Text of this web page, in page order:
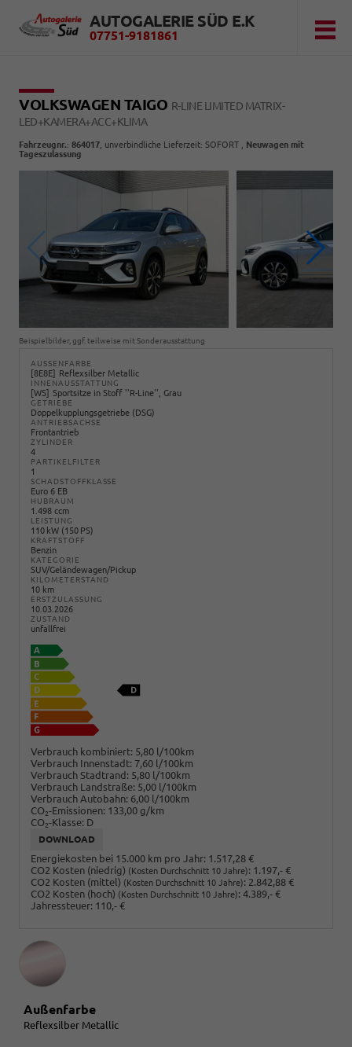
AUTOGALERIE SÜD E.K
07751-9181861
VOLKSWAGEN TAIGO R-LINE LIMITED MATRIX-
LED+KAMERA+ACC+KLIMA
Fahrzeugnr.: 864017 , unverbindliche Lieferzeit: SOFORT , Neuwagen mit
Tageszulassung
Beispielbilder, ggf. teilweise mit Sonderausstattung
AUSSENFARBE
8E8E Reflexsilber Metallic
INNENAUSSTATTUNG
WS Sportsitze in Stoff ''R-Line'', Grau
GETRIEBE
Doppelkupplungsgetriebe (DSG)
ANTRIEBSACHSE
Frontantrieb
ZYLINDER
4
PARTIKELFILTER
1
SCHADSTOFFKLASSE
Euro 6 EB
HUBRAUM
1.498 ccm
LEISTUNG
110 kW (150 PS)
KRAFTSTOFF
Benzin
KATEGORIE
SUV/Geländewagen/Pickup
KILOMETERSTAND
10 km
ERSTZULASSUNG
10.03.2026
ZUSTAND
unfallfrei
Verbrauch kombiniert: 5,80 l/100km
Verbrauch Innenstadt: 7,60 l/100km
Verbrauch Stadtrand: 5,80 l/100km
Verbrauch Landstraße: 5,00 l/100km
Verbrauch Autobahn: 6,00 l/100km
CO2-Emissionen: 133,00 g/km
CO2-Klasse: D
DOWNLOAD
Energiekosten bei 15.000 km pro Jahr: 1.517,28 €
CO2 Kosten (niedrig) (Kosten Durchschnitt 10 Jahre): 1.197,- €
CO2 Kosten (mittel) (Kosten Durchschnitt 10 Jahre): 2.842,88 €
CO2 Kosten (hoch) (Kosten Durchschnitt 10 Jahre): 4.389,- €
Jahressteuer: 110,- €
Außenfarbe
Reflexsilber Metallic